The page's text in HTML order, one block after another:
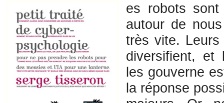
es robots
autour de
très vite.
diversifient, et
les gouverne
la réponse